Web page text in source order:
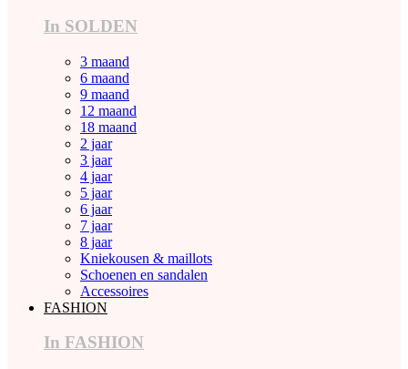
In SOLDEN
3 maand
6 maand
9 maand
12 maand
18 maand
2 jaar
3 jaar
4 jaar
5 jaar
6 jaar
7 jaar
8 jaar
Kniekousen & maillots
Schoenen en sandalen
Accessoires
FASHION
In FASHION